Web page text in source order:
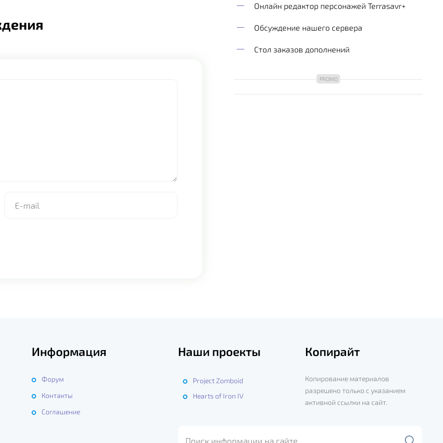
Онлайн редактор персонажей Terrasavr+
Обсуждение нашего сервера
Стол заказов дополнений
Информация
Форум
Контакты
Соглашение
Наши проекты
Project Zomboid
Hearts of Iron IV
Копирайт
Копирование материалов
разрешено только с указанием
активной ссылки на сайт.